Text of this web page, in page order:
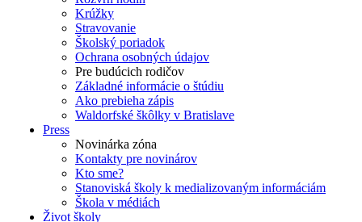
Krúžky
Stravovanie
Školský poriadok
Ochrana osobných údajov
Pre budúcich rodičov
Základné informácie o štúdiu
Ako prebieha zápis
Waldorfské škôlky v Bratislave
Press
Novinárka zóna
Kontakty pre novinárov
Kto sme?
Stanoviská školy k medializovaným informáciám
Škola v médiách
Život školy